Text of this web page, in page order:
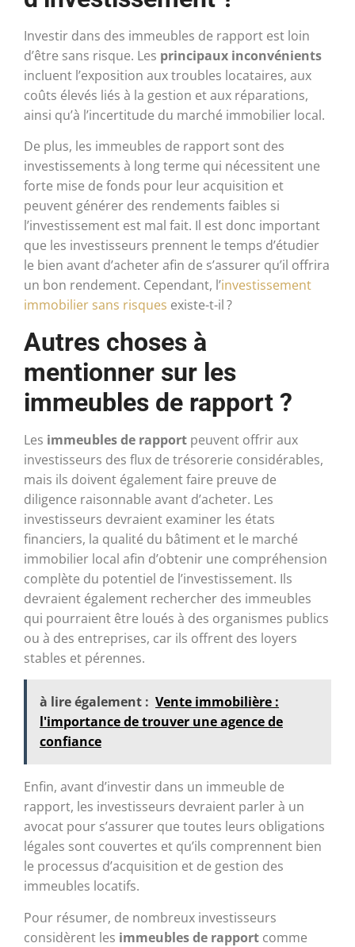
Investir dans des immeubles de rapport est loin
d’être sans risque. Les principaux inconvénients
incluent l’exposition aux troubles locataires, aux
coûts élevés liés à la gestion et aux réparations,
ainsi qu’à l’incertitude du marché immobilier local.
De plus, les immeubles de rapport sont des
investissements à long terme qui nécessitent une
forte mise de fonds pour leur acquisition et
peuvent générer des rendements faibles si
l’investissement est mal fait. Il est donc important
que les investisseurs prennent le temps d’étudier
le bien avant d’acheter afin de s’assurer qu’il offrira
un bon rendement. Cependant, l’investissement
immobilier sans risques existe-t-il ?
Autres choses à
mentionner sur les
immeubles de rapport ?
Les immeubles de rapport peuvent offrir aux
investisseurs des flux de trésorerie considérables,
mais ils doivent également faire preuve de
diligence raisonnable avant d’acheter. Les
investisseurs devraient examiner les états
financiers, la qualité du bâtiment et le marché
immobilier local afin d’obtenir une compréhension
complète du potentiel de l’investissement. Ils
devraient également rechercher des immeubles
qui pourraient être loués à des organismes publics
ou à des entreprises, car ils offrent des loyers
stables et pérennes.
à lire également : Vente immobilière :
l'importance de trouver une agence de
confiance
Enfin, avant d’investir dans un immeuble de
rapport, les investisseurs devraient parler à un
avocat pour s’assurer que toutes leurs obligations
légales sont couvertes et qu’ils comprennent bien
le processus d’acquisition et de gestion des
immeubles locatifs.
Pour résumer, de nombreux investisseurs
considèrent les immeubles de rapport comme